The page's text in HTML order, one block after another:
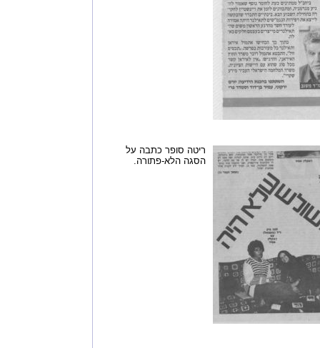
ריטה סופר כתבה על
הסגה הלא-פתורה.